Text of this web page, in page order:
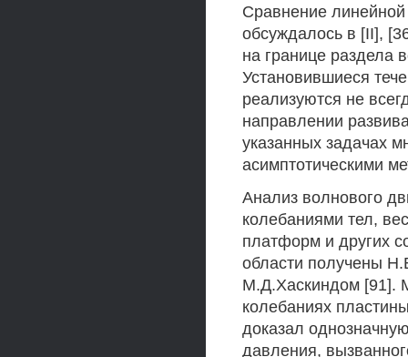
Сравнение линейной
обсуждалось в [II],
на границе раздела
Установившиеся
реализуются не
направлении
указанных задачах
асимптотическими
Анализ волнового
колебаниями тел,
платформ и других
области получены
М.Д.Хаскиндом [91].
колебаниях
доказал
давления,